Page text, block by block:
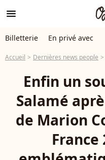
menu
Billetterie En privé avec
Accueil Dernières news people
Enfin un
Salamé
de Marion
France